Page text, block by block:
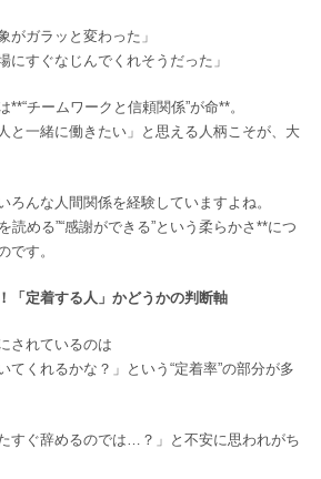
がガラッと変わった」
にすぐなじんでくれそうだった」
チームワークと信頼関係”が命**。
と一緒に働きたい」と思える人柄こそが、大
ろんな人間関係を経験していますよね。
読める”“感謝ができる”という柔らかさ**につ
です。
「定着する人」かどうかの判断軸
されているのは
てくれるかな？」という“定着率”の部分が多
すぐ辞めるのでは…？」と不安に思われがち